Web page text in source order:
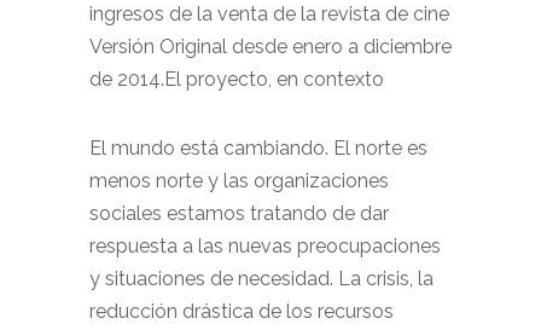
ingresos de la venta de la revista de cine
Versión Original desde enero a diciembre
de 2014.El proyecto, en contexto
El mundo está cambiando. El norte es
menos norte y las organizaciones
sociales estamos tratando de dar
respuesta a las nuevas preocupaciones
y situaciones de necesidad. La crisis, la
reducción drástica de los recursos